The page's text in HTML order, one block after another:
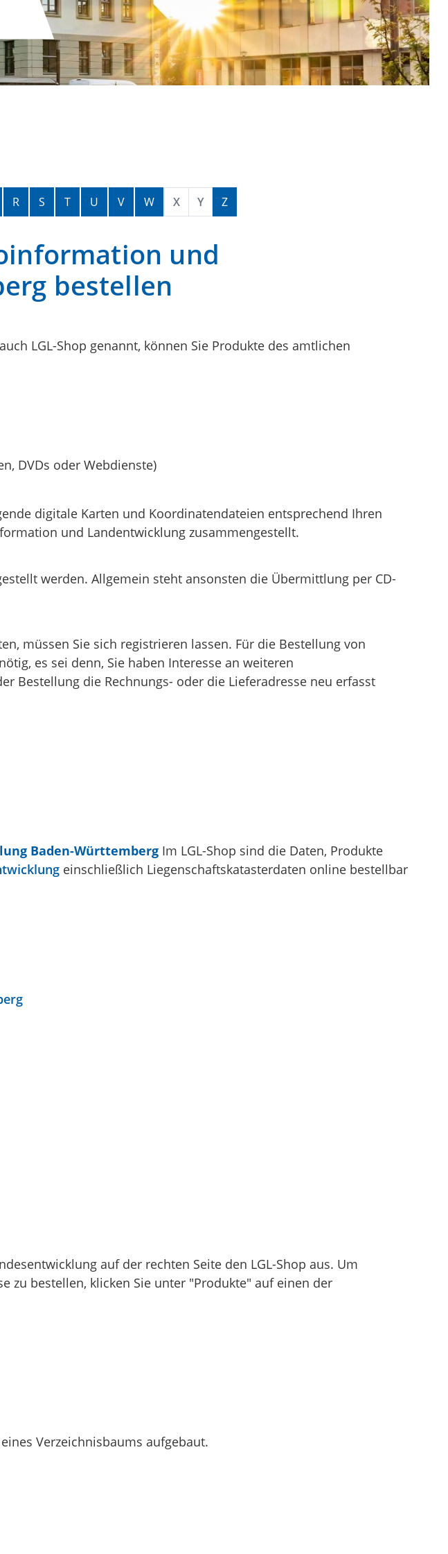
R S T U V W X Y Z
und
bestellen
LGL-Shop genannt, können Sie Produkte des amtlichen
DVDs oder Webdienste)
digitale Karten und Koordinatendateien entsprechend Ihren
und Landentwicklung zusammengestellt.
werden. Allgemein steht ansonsten die Übermittlung per CD-
müssen Sie sich registrieren lassen. Für die Bestellung von
es sei denn, Sie haben Interesse an weiteren
Bestellung die Rechnungs- oder die Lieferadresse neu erfasst
Baden-Württemberg Im LGL-Shop sind die Daten, Produkte
einschließlich Liegenschaftskatasterdaten online bestellbar
auf der rechten Seite den LGL-Shop aus. Um
zu bestellen, klicken Sie unter "Produkte" auf einen der
Verzeichnisbaums aufgebaut.